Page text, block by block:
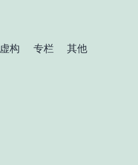
虚构 专栏 其他